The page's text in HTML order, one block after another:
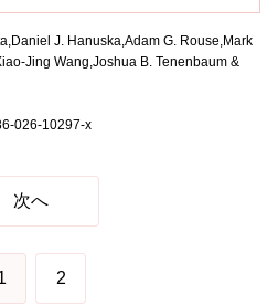
J. Hanuska,Adam G. Rouse,Mark
Jing Wang,Joshua B. Tenenbaum &
026-10297-x
次へ
2